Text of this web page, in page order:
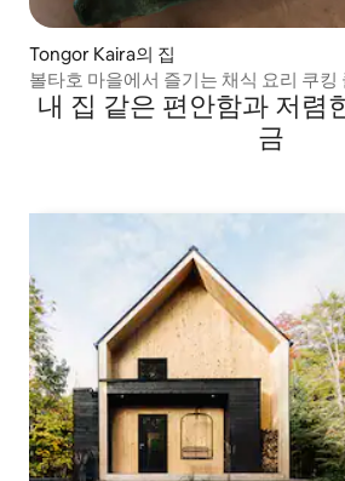
Tongor Kaira의 집
볼타호 마을에서 즐기는 채식 요리 쿠킹
내 집 같은 편안함과 저렴
금